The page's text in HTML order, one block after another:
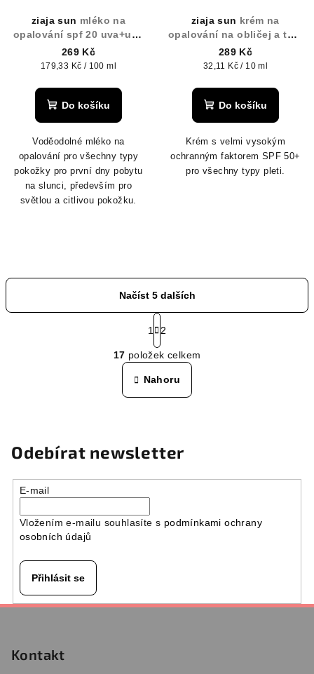
ziaja sun mléko na
opalování spf 20 uva+uvb
150 ml
269 Kč
Měrná
179,33 Kč / 100 ml
Do košíku
Voděodolné mléko na
opalování pro všechny typy
pokožky pro první dny pobytu
na slunci,především pro
světlou a citlivou pokožku.
ziaja sun krém na
opalování na obličej a tělo
hydratační spf 50+ 90ml
289 Kč
Měrná
32,11 Kč / 10 ml
Do košíku
Krém s velmi vysokým
ochranným faktorem SPF 50+
pro všechny typy pleti.
O
v
l
á
í
k
i
Načíst 5 dalších
S
t
r
á
n
k
o
í
1 2
17 položek celkem
Nahoru
Odebírat newsletter
E-mail
Vložením e-mailu souhlasíte s podmínkami ochrany
osobních údajů
Přihlásit se
Kontakt